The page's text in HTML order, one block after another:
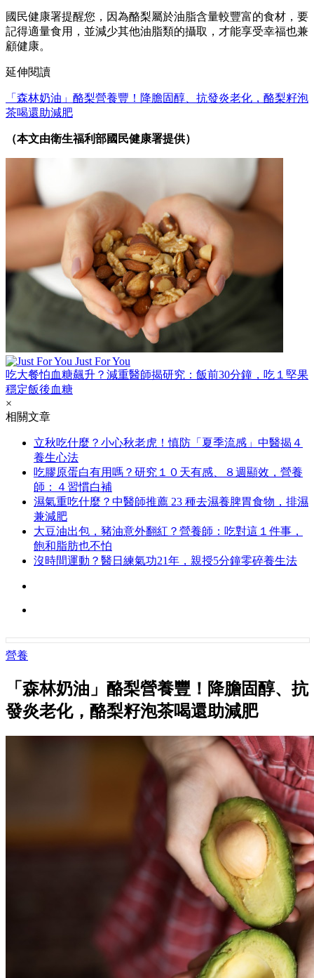
國民健康署提醒您，因為酪梨屬於油脂含量較豐富的食材，要
記得適量食用，並減少其他油脂類的攝取，才能享受幸福也兼
顧健康。
延伸閱讀
「森林奶油」酪梨營養豐！降膽固醇、抗發炎老化，酪梨籽泡
茶喝還助減肥
（本文由衛生福利部國民健康署提供）
Just For You
吃大餐怕血糖飆升？減重醫師揭研究：飯前30分鐘，吃１堅果
穩定飯後血糖
×
相關文章
立秋吃什麼？小心秋老虎！慎防「夏季流感」中醫揭４
養生心法
吃膠原蛋白有用嗎？研究１０天有感、８週顯效，營養
師：４習慣白補
濕氣重吃什麼？中醫師推薦 23 種去濕養脾胃食物，排濕
兼減肥
大豆油出包，豬油意外翻紅？營養師：吃對這１件事，
飽和脂肪也不怕
沒時間運動？醫日練氣功21年，親授5分鐘零碎養生法
營養
「森林奶油」酪梨營養豐！降膽固醇、抗
發炎老化，酪梨籽泡茶喝還助減肥